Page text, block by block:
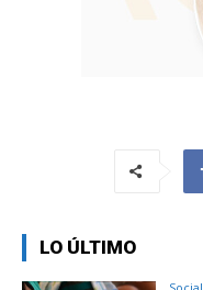
LO ÚLTIMO